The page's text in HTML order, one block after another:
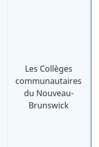
Les Collèges
communautaires
du Nouveau-
Brunswick